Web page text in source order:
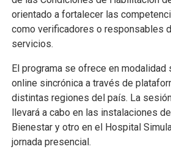
orientado a fortalecer las
como verificadores o responsables
servicios.
El programa se ofrece en
online sincrónica a través de
distintas regiones del país. La
llevará a cabo en las instalaciones
Bienestar y otro en el Hospital
jornada presencial.